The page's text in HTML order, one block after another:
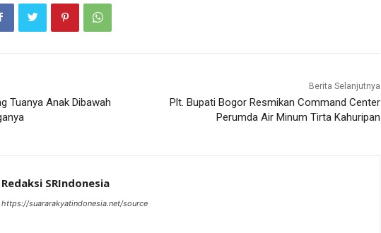
Tuanya Anak Dibawah
Berita Selanjutnya
Plt. Bupati Bogor Resmikan Command Center
Perumda Air Minum Tirta Kahuripan
Redaksi SRIndonesia
https://suararakyatindonesia.net/source